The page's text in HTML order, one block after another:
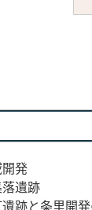
発
遺跡
と条里開発